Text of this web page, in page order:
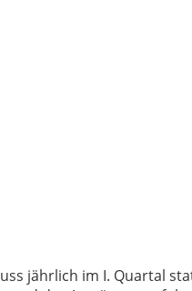
jährlich im I. Quartal